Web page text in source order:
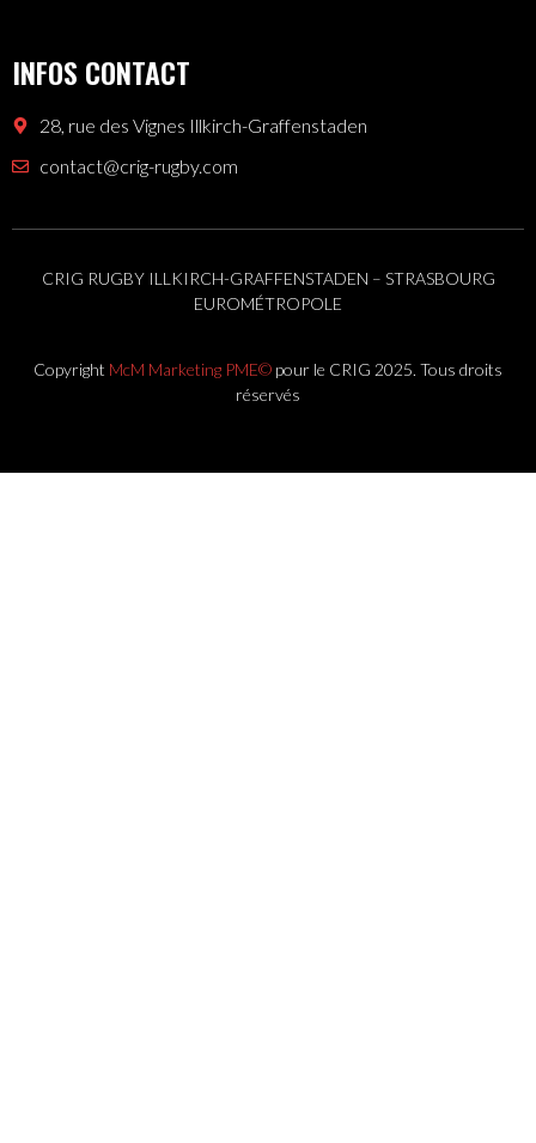
INFOS CONTACT
28, rue des Vignes Illkirch-Graffenstaden
contact@crig-rugby.com
CRIG RUGBY ILLKIRCH-GRAFFENSTADEN – STRASBOURG
EUROMÉTROPOLE
Copyright McM Marketing PME© pour le CRIG 2025. Tous droits
réservés